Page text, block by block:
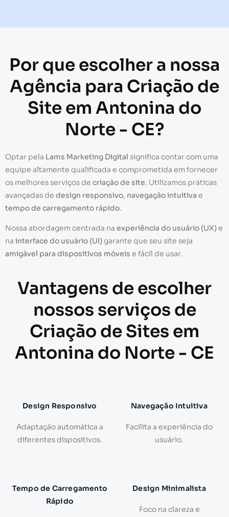
Por que escolher a nossa
Agência para Criação de
Site em Antonina do
Norte - CE?
Optar pela Lams Marketing Digital significa contar com uma
equipe altamente qualificada e comprometida em fornecer
os melhores serviços de criação de site. Utilizamos práticas
avançadas de design responsivo, navegação intuitiva e
tempo de carregamento rápido.
Nossa abordagem centrada na experiência do usuário (UX)e
na interface do usuário (UI)garante que seu site seja
amigável para dispositivos móveis e fácil de usar.
Vantagens de escolher
nossos serviços de
Criação de Sites em
Antonina do Norte - CE
Design Responsivo
Adaptação automática a
diferentes dispositivos.
Navegação Intuitiva
Facilita a experiência do
usuário.
Tempo de Carregamento
Rápido
Design Minimalista
Foco na clareza e